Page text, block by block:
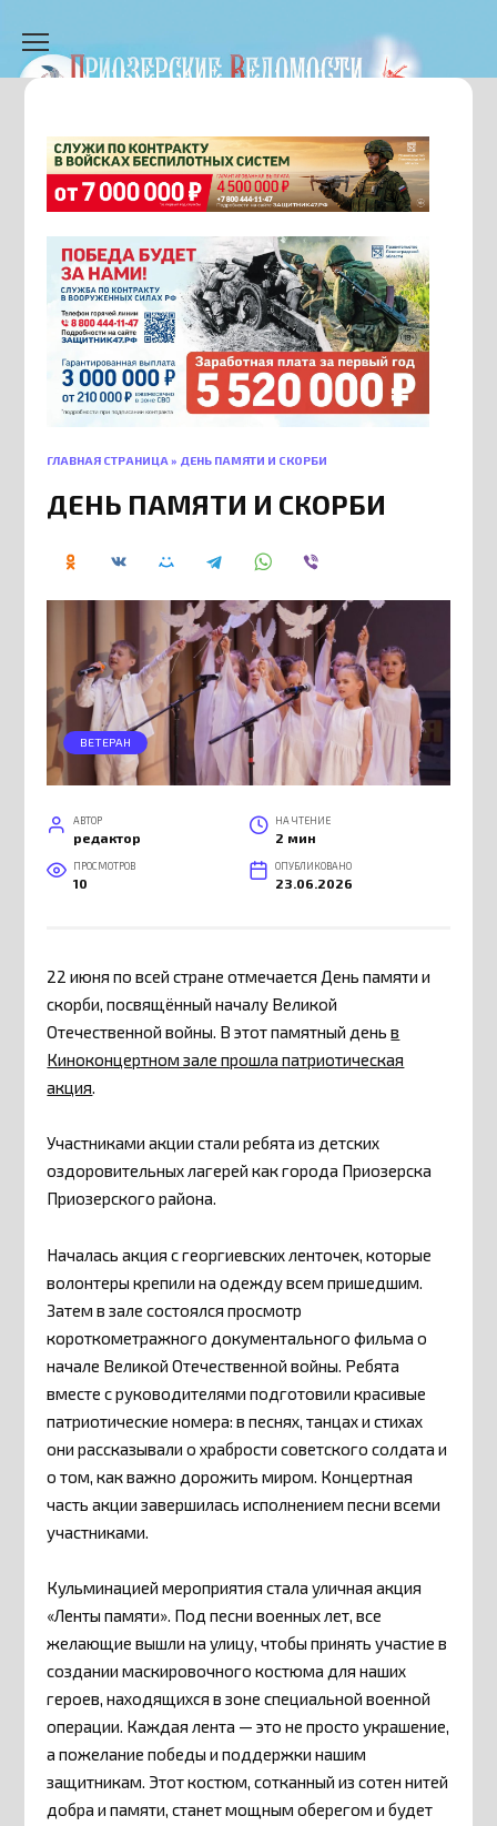
содержанию
ГЛАВНАЯ СТРАНИЦА » ДЕНЬ ПАМЯТИ И СКОРБИ
ДЕНЬ ПАМЯТИ И СКОРБИ
ВЕТЕРАН
АВТОР
редактор
НА ЧТЕНИЕ
2 мин
ПРОСМОТРОВ
10
ОПУБЛИКОВАНО
23.06.2026
22 июня по всей стране отмечается День памяти и
скорби, посвящённый началу Великой
Отечественной войны. В этот памятный деньв
Киноконцертном зале прошла патриотическая
акция.
Участниками акции стали ребята из детских
оздоровительных лагерей как города Приозерска
Приозерского района.
Началась акция с георгиевских ленточек, которые
волонтеры крепили на одежду всем пришедшим.
Затем в зале состоялся просмотр
короткометражного документального фильма о
начале Великой Отечественной войны. Ребята
вместе с руководителями подготовили красивые
патриотические номера: в песнях, танцах и стихах
они рассказывали о храбрости советского солдата и
о том, как важно дорожить миром. Концертная
часть акции завершилась исполнением песни всеми
участниками.
Кульминацией мероприятия стала уличная акция
«Ленты памяти». Под песни военных лет, все
желающие вышли на улицу, чтобы принять участие в
создании маскировочного костюма для наших
героев, находящихся в зоне специальной военной
операции. Каждая лента — это не просто украшение,
а пожелание победы и поддержки нашим
защитникам. Этот костюм, сотканный из сотен нитей
добра и памяти, станет мощным оберегом и будет